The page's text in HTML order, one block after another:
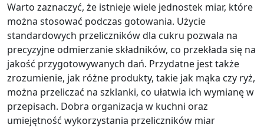
Warto zaznaczyć, że istnieje wiele jednostek miar, które
można stosować podczas gotowania. Użycie
standardowych przeliczników dla cukru pozwala na
precyzyjne odmierzanie składników, co przekłada się na
jakość przygotowywanych dań. Przydatne jest także
zrozumienie, jak różne produkty, takie jak mąka czy ryż,
można przeliczać na szklanki, co ułatwia ich wymianę w
przepisach. Dobra organizacja w kuchni oraz
umiejętność wykorzystania przeliczników miar